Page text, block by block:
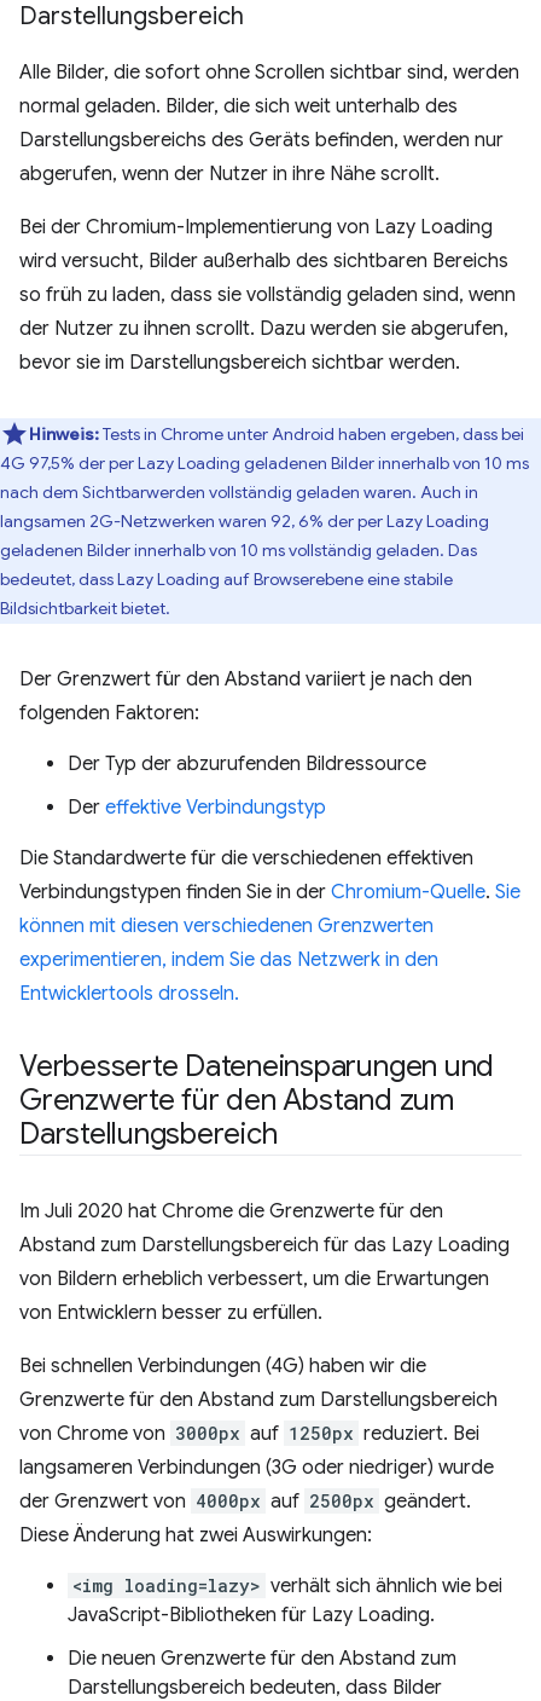
Darstellungsbereich
Alle Bilder, die sofort ohne Scrollen sichtbar sind, werden
normal geladen. Bilder, die sich weit unterhalb des
Darstellungsbereichs des Geräts befinden, werden nur
abgerufen, wenn der Nutzer in ihre Nähe scrollt.
Bei der Chromium-Implementierung von Lazy Loading
wird versucht, Bilder außerhalb des sichtbaren Bereichs
so früh zu laden, dass sie vollständig geladen sind, wenn
der Nutzer zu ihnen scrollt. Dazu werden sie abgerufen,
bevor sie im Darstellungsbereich sichtbar werden.
Hinweis:Tests in Chrome unter Android haben ergeben, dass bei
4G 97,5% der per Lazy Loading geladenen Bilder innerhalb von 10 ms
nach dem Sichtbarwerden vollständig geladen waren. Auch in
langsamen 2G-Netzwerken waren 92, 6% der per Lazy Loading
geladenen Bilder innerhalb von 10 ms vollständig geladen. Das
bedeutet, dass Lazy Loading auf Browserebene eine stabile
Bildsichtbarkeit bietet.
Der Grenzwert für den Abstand variiert je nach den
folgenden Faktoren:
Der Typ der abzurufenden Bildressource
Der effektive Verbindungstyp
Die Standardwerte für die verschiedenen effektiven
Verbindungstypen finden Sie in der Chromium-Quelle. Sie
können mit diesen verschiedenen Grenzwerten
experimentieren, indem Sie das Netzwerk in den
Entwicklertools drosseln.
Verbesserte Dateneinsparungen und
Grenzwerte für den Abstand zum
Darstellungsbereich
Im Juli 2020 hat Chrome die Grenzwerte für den
Abstand zum Darstellungsbereich für das Lazy Loading
von Bildern erheblich verbessert, um die Erwartungen
von Entwicklern besser zu erfüllen.
Bei schnellen Verbindungen (4G) haben wir die
Grenzwerte für den Abstand zum Darstellungsbereich
von Chrome von 3000px auf 1250px reduziert. Bei
langsameren Verbindungen (3G oder niedriger) wurde
der Grenzwert von 4000px auf 2500px geändert.
Diese Änderung hat zwei Auswirkungen:
<img loading=lazy> verhält sich ähnlich wie bei
JavaScript-Bibliotheken für Lazy Loading.
Die neuen Grenzwerte für den Abstand zum
Darstellungsbereich bedeuten, dass Bilder